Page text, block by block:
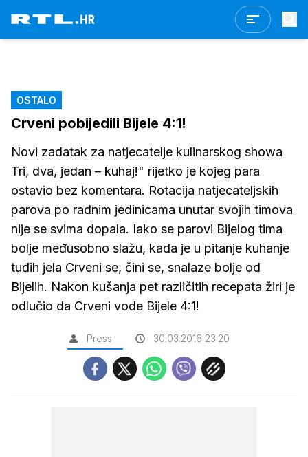
OSTALO
Crveni pobijedili Bijele 4:1!
Novi zadatak za natjecatelje kulinarskog showa
Tri, dva, jedan – kuhaj!" rijetko je kojeg para
ostavio bez komentara. Rotacija natjecateljskih
parova po radnim jedinicama unutar svojih timova
nije se svima dopala. Iako se parovi Bijelog tima
bolje međusobno slažu, kada je u pitanje kuhanje
tuđih jela Crveni se, čini se, snalaze bolje od
Bijelih. Nakon kušanja pet različitih recepata žiri je
odlučio da Crveni vode Bijele 4:1!
Press 30.03.2016 23:20